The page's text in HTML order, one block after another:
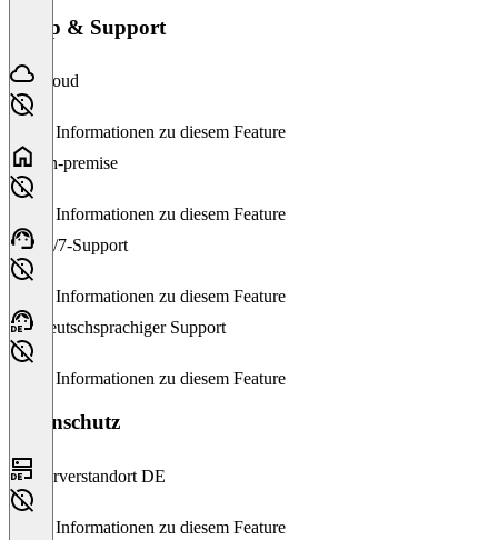
Setup & Support
Cloud
Keine Informationen zu diesem Feature
On-premise
Keine Informationen zu diesem Feature
24/7-Support
Keine Informationen zu diesem Feature
Deutschsprachiger Support
Keine Informationen zu diesem Feature
Datenschutz
Serverstandort DE
Keine Informationen zu diesem Feature